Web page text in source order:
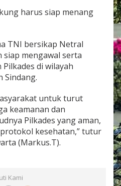
harus siap menang
TNI bersikap Netral
siap mengawal serta
di wilayah
Sindang.
untuk turut
keamanan dan
Pilkades yang aman,
kesehatan,” tutur
(Markus.T).
Kami